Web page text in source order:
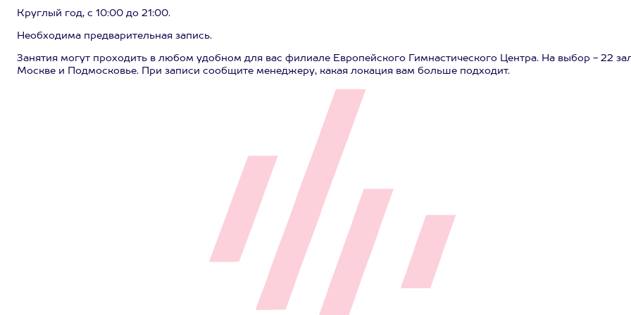
Круглый год, с 10:00 до 21:00.
Необходима предварительная запись.
Занятия могут проходить в любом удобном для вас филиале Европейского Гимнастического Центра. На выбор - 22
Москве и Подмосковье. При записи сообщите менеджеру, какая локация вам больше подходит.